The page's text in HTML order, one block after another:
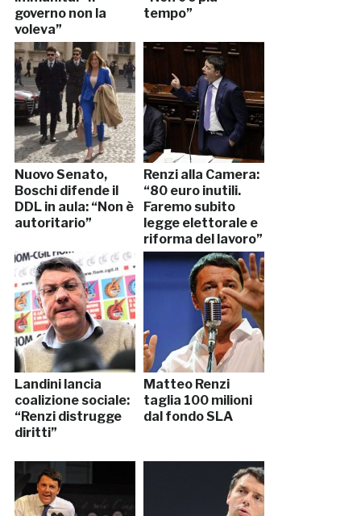
governo non la
voleva”
tempo”
Nuovo Senato,
Boschi difende il
DDL in aula: “Non è
autoritario”
Renzi alla Camera:
“80 euro inutili.
Faremo subito
legge elettorale e
riforma del lavoro”
Landini lancia
coalizione sociale:
“Renzi distrugge
diritti”
Matteo Renzi
taglia 100 milioni
dal fondo SLA